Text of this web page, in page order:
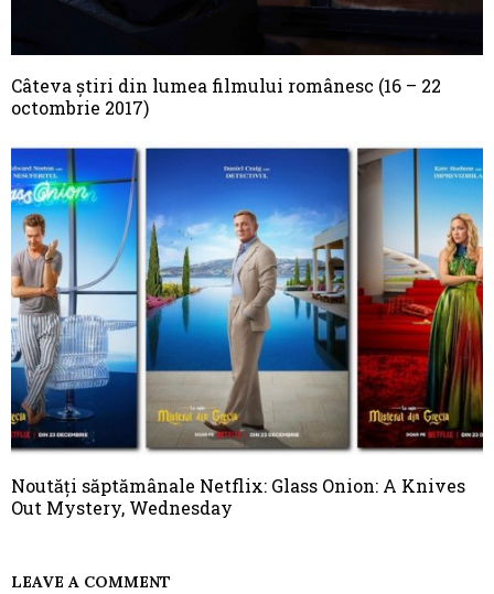
Câteva știri din lumea filmului românesc (16 – 22
octombrie 2017)
Noutăți săptămânale Netflix: Glass Onion: A Knives
Out Mystery, Wednesday
LEAVE A COMMENT